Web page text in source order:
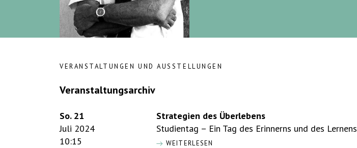
VERANSTALTUNGEN UND AUSSTELLUNGEN
Veranstaltungsarchiv
So. 21
Juli 2024
10:15
Strategien des Überlebens
Studientag – Ein Tag des Erinnerns und des Lernens
WEITERLESEN